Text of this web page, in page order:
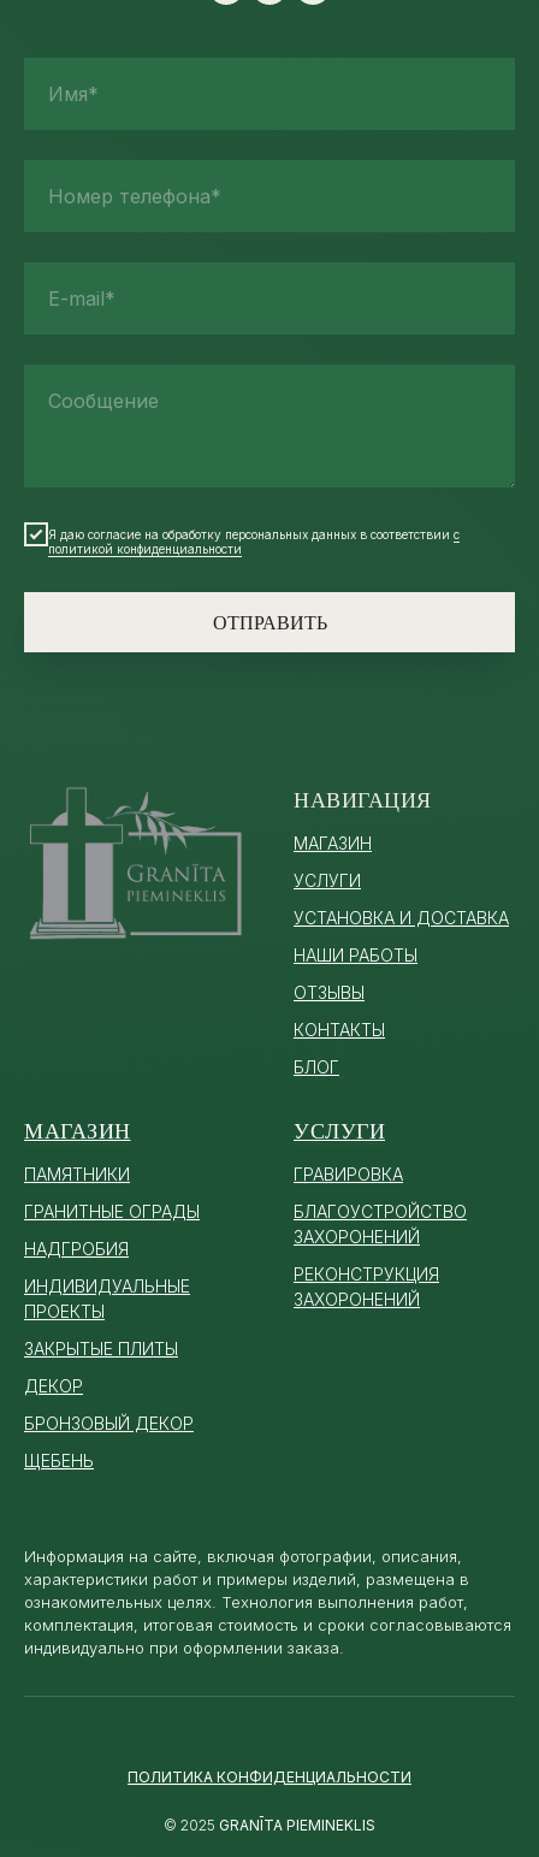
Имя*
Номер телефона*
E-mail*
Сообщение
Я даю согласие на обработку персональных данных в соответствии с
политикой конфиденциальности
ОТПРАВИТЬ
НАВИГАЦИЯ
МАГАЗИН
УСЛУГИ
УСТАНОВКА И ДОСТАВКА
НАШИ РАБОТЫ
ОТЗЫВЫ
КОНТАКТЫ
БЛОГ
МАГАЗИН
ПАМЯТНИКИ
ГРАНИТНЫЕ ОГРАДЫ
НАДГРОБИЯ
ИНДИВИДУАЛЬНЫЕ
ПРОЕКТЫ
ЗАКРЫТЫЕ ПЛИТЫ
ДЕКОР
БРОНЗОВЫЙ ДЕКОР
ЩЕБЕНЬ
УСЛУГИ
ГРАВИРОВКА
БЛАГОУСТРОЙСТВО
ЗАХОРОНЕНИЙ
РЕКОНСТРУКЦИЯ
ЗАХОРОНЕНИЙ
Информация на сайте, включая фотографии, описания,
характеристики работ и примеры изделий, размещена в
ознакомительных целях. Технология выполнения работ,
комплектация, итоговая стоимость и сроки согласовываются
индивидуально при оформлении заказа.
ПОЛИТИКА КОНФИДЕНЦИАЛЬНОСТИ
© 2025 GRANĪTA PIEMINEKLIS